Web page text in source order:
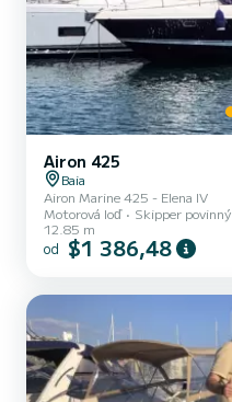
Airon 425
Baia
Airon Marine 425 - Elena IV
Motorová loď
Skipper povinný
12.85 m
od $1 386,48